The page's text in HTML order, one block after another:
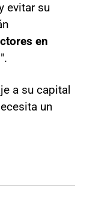
evitar su
en
".
a su capital
un